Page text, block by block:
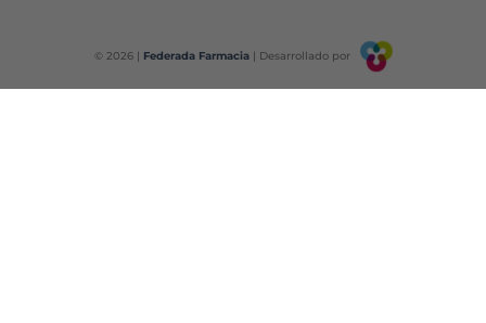
© 2026 | Federada Farmacia| Desarrollado por